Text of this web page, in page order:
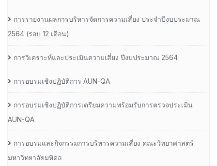
การรายงานผลการบริหารจัดการความเสี่ยง ประจำปีงบประมาณ
2564 (รอบ 12 เดือน)
การวิเคราะห์และประเมินความเสี่ยง ปีงบประมาณ 2564
การอบรมเชิงปฏิบัติการ AUN-QA
การอบรมเชิงปฏิบัติการเตรียมความพร้อมรับการตรวจประเมิน
AUN-QA
การอบรมและกิจกรรมการบริหารความเสี่ยง คณะวิทยาศาสตร์
มหาวิทยาลัยมหิดล